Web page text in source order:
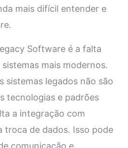
mais difícil entender e
Software é a falta
mais modernos.
sistemas legados não são
tecnologias e padrões
a integração com
troca de dados. Isso pode